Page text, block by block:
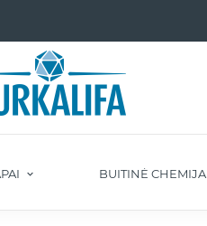
BUITINĖ CHEMIJA